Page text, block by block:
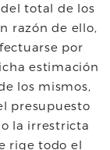
total de los
razón de ello,
por
estimación
los mismos,
presupuesto
la irrestricta
rige todo el